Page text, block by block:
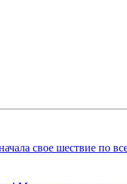
свое шествие по